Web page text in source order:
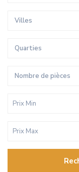
Villes
Quarties
Nombre de pièces